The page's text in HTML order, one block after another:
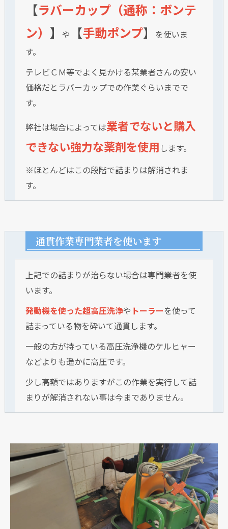
【ラバーカップ（通称：ボンテ
ン） 】 や 【手動ポンプ】
を使いま
す。
テレビＣＭ等でよく見かける某業者さんの安い
価格だとラバーカップでの作業ぐらいまでで
す。
弊社は場合によっては業者でないと購入
できない強力な薬剤を使用 します。
※ほとんどはこの段階で詰まりは解消されま
す。
通貫作業専門業者を使います
上記での詰まりが治らない場合は専門業者を使
います。
発動機を使った超高圧洗浄や トーラーを使って
詰まっている物を砕いて通貫します。
一般の方が持っている高圧洗浄機のケルヒャー
などよりも遥かに高圧です。
少し高額ではありますがこの作業を実行して詰
まりが解消されない事は今までありません。